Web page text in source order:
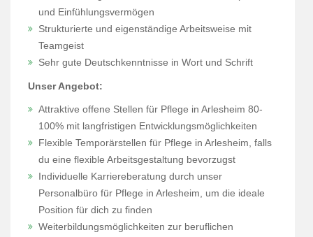
und Einfühlungsvermögen
Strukturierte und eigenständige Arbeitsweise mit
Teamgeist
Sehr gute Deutschkenntnisse in Wort und Schrift
Unser Angebot:
Attraktive offene Stellen für Pflege in Arlesheim 80-
100% mit langfristigen Entwicklungsmöglichkeiten
Flexible Temporärstellen für Pflege in Arlesheim, falls
du eine flexible Arbeitsgestaltung bevorzugst
Individuelle Karriereberatung durch unser
Personalbüro für Pflege in Arlesheim, um die ideale
Position für dich zu finden
Weiterbildungsmöglichkeiten zur beruflichen